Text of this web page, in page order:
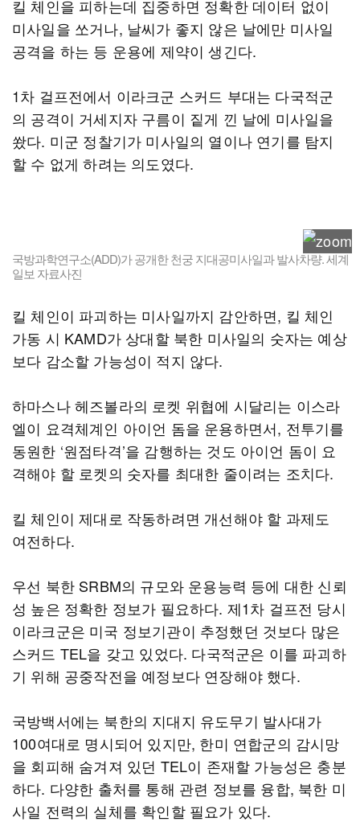
킬 체인을 피하는데 집중하면 정확한 데이터 없이
미사일을 쏘거나, 날씨가 좋지 않은 날에만 미사일
공격을 하는 등 운용에 제약이 생긴다.
1차 걸프전에서 이라크군 스커드 부대는 다국적군
의 공격이 거세지자 구름이 짙게 낀 날에 미사일을
쐈다. 미군 정찰기가 미사일의 열이나 연기를 탐지
할 수 없게 하려는 의도였다.
국방과학연구소(ADD)가 공개한 천궁 지대공미사일과 발사차량. 세계
일보 자료사진
킬 체인이 파괴하는 미사일까지 감안하면, 킬 체인
가동 시 KAMD가 상대할 북한 미사일의 숫자는 예상
보다 감소할 가능성이 적지 않다.
하마스나 헤즈볼라의 로켓 위협에 시달리는 이스라
엘이 요격체계인 아이언 돔을 운용하면서, 전투기를
동원한 ‘원점타격’을 감행하는 것도 아이언 돔이 요
격해야 할 로켓의 숫자를 최대한 줄이려는 조치다.
킬 체인이 제대로 작동하려면 개선해야 할 과제도
여전하다.
우선 북한 SRBM의 규모와 운용능력 등에 대한 신뢰
성 높은 정확한 정보가 필요하다. 제1차 걸프전 당시
이라크군은 미국 정보기관이 추정했던 것보다 많은
스커드 TEL을 갖고 있었다. 다국적군은 이를 파괴하
기 위해 공중작전을 예정보다 연장해야 했다.
국방백서에는 북한의 지대지 유도무기 발사대가
100여대로 명시되어 있지만, 한미 연합군의 감시망
을 회피해 숨겨져 있던 TEL이 존재할 가능성은 충분
하다. 다양한 출처를 통해 관련 정보를 융합, 북한 미
사일 전력의 실체를 확인할 필요가 있다.